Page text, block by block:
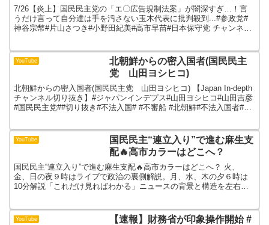
い玉木代表に批判殺到…#参政党#
神谷宗幣#片山さつき#小野田紀美
#高市早苗#日本保守党
7/26【炎上】国民民主党の「エ〇広告規制法案」が闇深すぎ…！言
うだけ言って自分達は手を汚さない玉木代表に批判殺到...#参政党#
神谷宗幣#片山さつき#小野田紀美#高市早苗#日本保守党 チャンネル
YouTube
北朝鮮からの密入国者(国民民主
党 山田ヨシヒコ)
北朝鮮からの密入国者(国民民主党 山田ヨシヒコ) 【Japan In-depth
チャンネル切り抜き】#ジャパンインデプス#山田ヨシヒコ#山田吉彦
#国民民主党##切り抜き#不法入国# #不審船 #北朝鮮#不法入国者#難
YouTube
国民民主“連立入り”で進む麻生支
配🔥高市カラーはどこへ？
国民民主“連立入り”で進む麻生支配🔥高市カラーはどこへ？ 火、
金、日の夜９時はライブで政治の裏側解説。月、水、木の夕６時は
10分解説「これだけ見ればわかる」ニュースの背景と構造を左右に
YouTube
【速報】財務省が印象操作開始 #